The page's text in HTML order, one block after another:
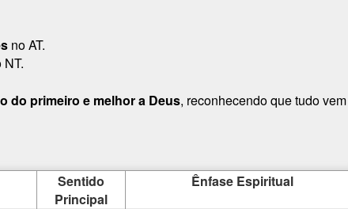
no AT.
NT.
do primeiro e melhor a Deus, reconhecendo que tudo vem
Sentido
Principal
Ênfase Espiritual